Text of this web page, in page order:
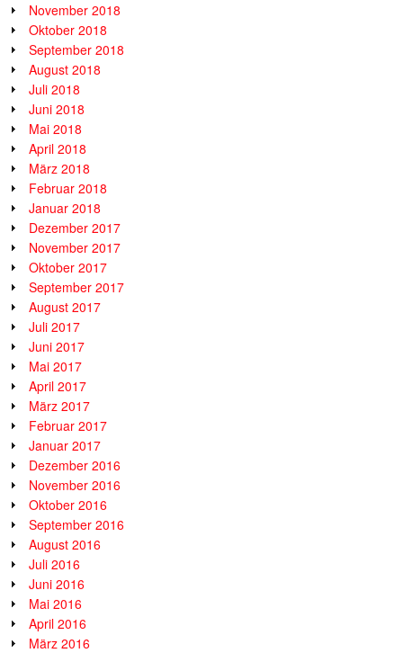
November 2018
Oktober 2018
September 2018
August 2018
Juli 2018
Juni 2018
Mai 2018
April 2018
März 2018
Februar 2018
Januar 2018
Dezember 2017
November 2017
Oktober 2017
September 2017
August 2017
Juli 2017
Juni 2017
Mai 2017
April 2017
März 2017
Februar 2017
Januar 2017
Dezember 2016
November 2016
Oktober 2016
September 2016
August 2016
Juli 2016
Juni 2016
Mai 2016
April 2016
März 2016